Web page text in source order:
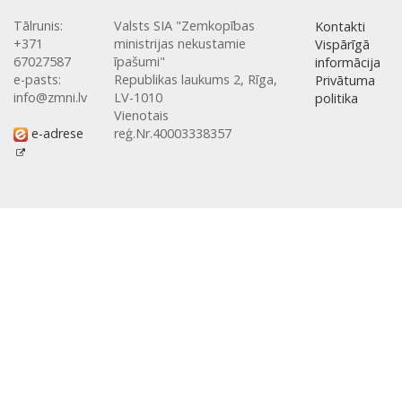
Tālrunis:
+371
67027587
e-pasts:
info@zmni.lv
e-adrese
Valsts SIA "Zemkopības
ministrijas nekustamie
īpašumi"
Republikas laukums 2, Rīga,
LV-1010
Vienotais
reģ.Nr.40003338357
Kontakti
Vispārīgā
informācija
Privātuma
politika